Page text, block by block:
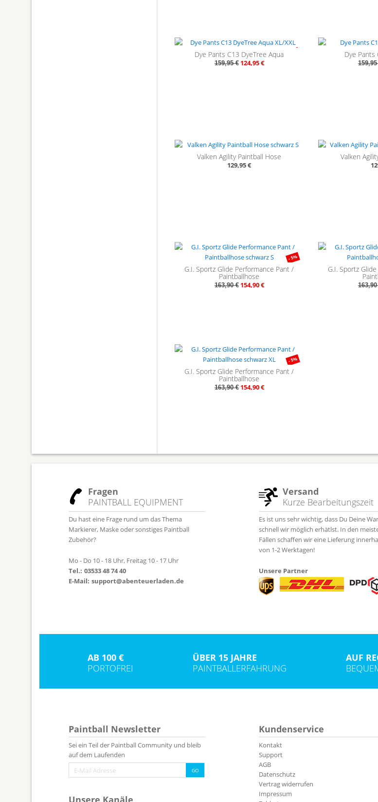
Dye Pants C13 DyeTree Aqua
159,95 €124,95 €
Dye Pants
Valken Agility Paintball Hose
129,95 €
Valken
- 5%
G.I. Sportz Glide Performance Pant /
Paintballhose
163,90 €154,90 €
G.I. Sportz
- 5%
G.I. Sportz Glide Performance Pant /
Paintballhose
163,90 €154,90 €
Fragen
PAINTBALL EQUIPMENT
Du hast eine Frage rund um das Thema
Markierer, Maske oder sonstiges Paintball
Zubehör?
Mo - Do 10 - 18 Uhr, Freitag 10 - 17 Uhr
Tel.: 03533 48 74 40
E-Mail: support@abenteuerladen.de
Versand
Kurze Bearbeitungszeit
Es ist uns sehr wichtig, dass Du Deine
schnell wir möglich erhätlst. In den
Fällen schaffen wir eine Lieferung
von 1-2 Werktagen!
Unsere Partner
AB 100 €
PORTOFREI
ÜBER 15 JAHRE
PAINTBALLERFAHRUNG
AUF
Paintball Newsletter
Sei ein Teil der Paintball Community und bleib
auf dem Laufenden
Unsere Kanäle
Kundenservice
Kontakt
Support
AGB
Datenschutz
Vertrag widerrufen
Impressum